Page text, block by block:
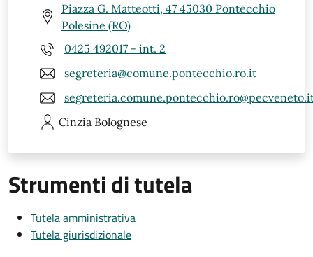
Piazza G. Matteotti, 47 45030 Pontecchio
Polesine (RO)
0425 492017 - int. 2
segreteria@comune.pontecchio.ro.it
Cinzia Bolognese
Strumenti di tutela
Tutela amministrativa
Tutela giurisdizionale